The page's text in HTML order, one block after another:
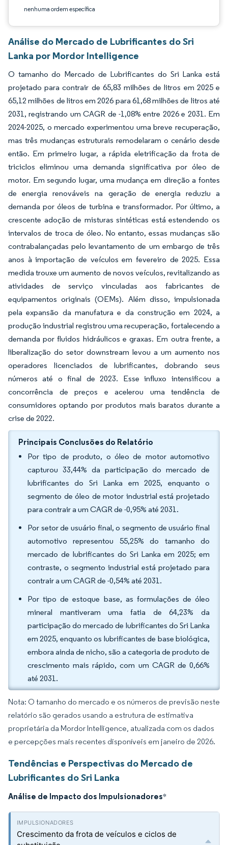
nenhuma ordem específica
Análise do Mercado de Lubrificantes do Sri
Lanka por Mordor Intelligence
O tamanho do Mercado de Lubrificantes do Sri Lanka está
projetado para contrair de 65,83 milhões de litros em 2025 e
65,12 milhões de litros em 2026 para 61,68 milhões de litros até
2031, registrando um CAGR de -1,08% entre 2026 e 2031. Em
2024-2025, o mercado experimentou uma breve recuperação,
mas três mudanças estruturais remodelaram o cenário desde
então. Em primeiro lugar, a rápida eletrificação da frota de
triciclos eliminou uma demanda significativa por óleo de
motor. Em segundo lugar, uma mudança em direção a fontes
de energia renováveis na geração de energia reduziu a
demanda por óleos de turbina e transformador. Por último, a
crescente adoção de misturas sintéticas está estendendo os
intervalos de troca de óleo. No entanto, essas mudanças são
contrabalançadas pelo levantamento de um embargo de três
anos à importação de veículos em fevereiro de 2025. Essa
medida trouxe um aumento de novos veículos, revitalizando as
atividades de serviço vinculadas aos fabricantes de
equipamentos originais (OEMs). Além disso, impulsionada
pela expansão da manufatura e da construção em 2024, a
produção industrial registrou uma recuperação, fortalecendo a
demanda por fluidos hidráulicos e graxas. Em outra frente, a
liberalização do setor downstream levou a um aumento nos
operadores licenciados de lubrificantes, dobrando seus
números até o final de 2023. Esse influxo intensificou a
concorrência de preços e acelerou uma tendência de
consumidores optando por produtos mais baratos durante a
crise de 2022.
Principais Conclusões do Relatório
Por tipo de produto, o óleo de motor automotivo
capturou 33,44% da participação do mercado de
lubrificantes do Sri Lanka em 2025, enquanto o
segmento de óleo de motor industrial está projetado
para contrair a um CAGR de -0,95% até 2031.
Por setor de usuário final, o segmento de usuário final
automotivo representou 55,25% do tamanho do
mercado de lubrificantes do Sri Lanka em 2025; em
contraste, o segmento industrial está projetado para
contrair a um CAGR de -0,54% até 2031.
Por tipo de estoque base, as formulações de óleo
mineral mantiveram uma fatia de 64,23% da
participação do mercado de lubrificantes do Sri Lanka
em 2025, enquanto os lubrificantes de base biológica,
embora ainda de nicho, são a categoria de produto de
crescimento mais rápido, com um CAGR de 0,66%
até 2031.
Nota: O tamanho do mercado e os números de previsão neste
relatório são gerados usando a estrutura de estimativa
proprietária da Mordor Intelligence, atualizada com os dados
e percepções mais recentes disponíveis em janeiro de 2026.
Tendências e Perspectivas do Mercado de
Lubrificantes do Sri Lanka
Análise de Impacto dos Impulsionadores*
Crescimento da frota de veículos e ciclos de